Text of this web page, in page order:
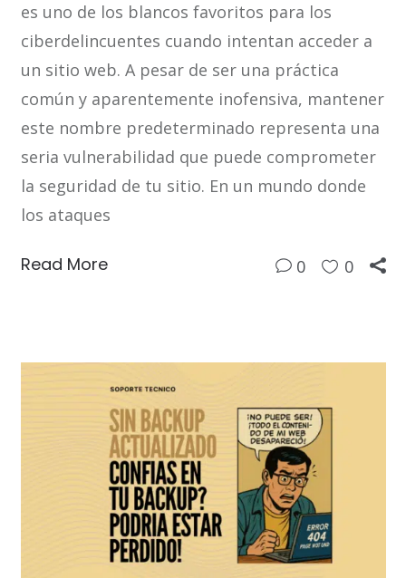
es uno de los blancos favoritos para los
ciberdelincuentes cuando intentan acceder a
un sitio web. A pesar de ser una práctica
común y aparentemente inofensiva, mantener
este nombre predeterminado representa una
seria vulnerabilidad que puede comprometer
la seguridad de tu sitio. En un mundo donde
los ataques
Read More 0 0